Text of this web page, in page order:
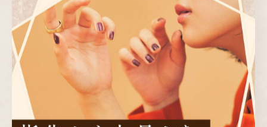
最近の投稿
RECENT
2026/08/10